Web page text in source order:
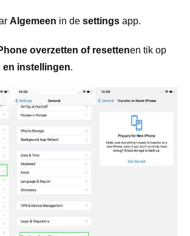
Algemeen in de settings app.
overzetten of resettenen tik op
en instellingen.